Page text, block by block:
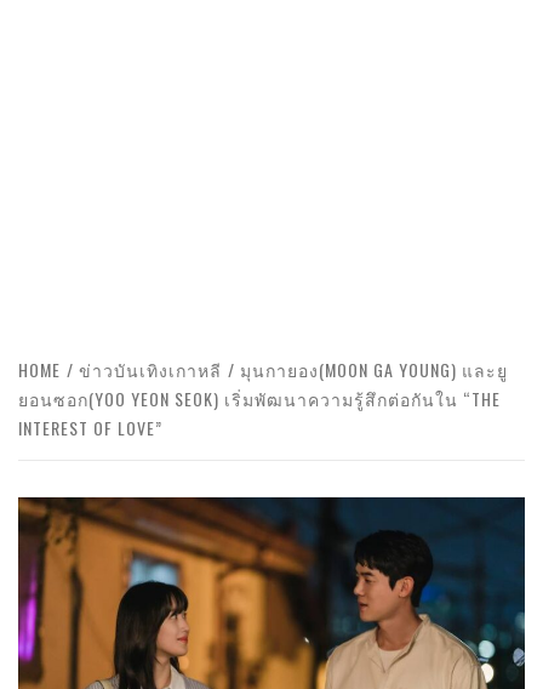
HOME ข่าวบันเทิงเกาหลี
มุนกายอง(MOON GA YOUNG) และยู
ยอนซอก(YOO YEON SEOK) เริ่มพัฒนาความรู้สึกต่อกันใน “THE
INTEREST OF LOVE”